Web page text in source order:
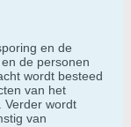
en de
de personen
wordt besteed
van het
Verder wordt
van